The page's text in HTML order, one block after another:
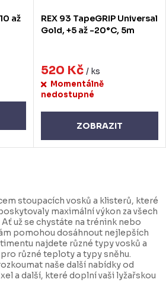
až
REX 93 TapeGRIP Universal
Gold, +5 až -20°C, 5m
520 Kč / ks
Momentálně
nedostupné
ZOBRAZIT
stoupacích vosků a klisterů, které
maximální výkon za všech
už se chystáte na trénink nebo
pomohou dosáhnout nejlepších
najdete různé typy vosků a
různé teploty a typy sněhu.
naše další nabídky od
a další, které doplní vaši lyžařskou